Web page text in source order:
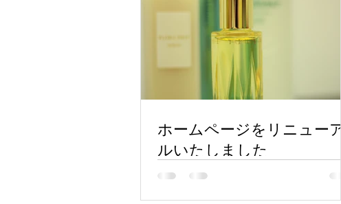
ホームページをリニューア
ルいたしました